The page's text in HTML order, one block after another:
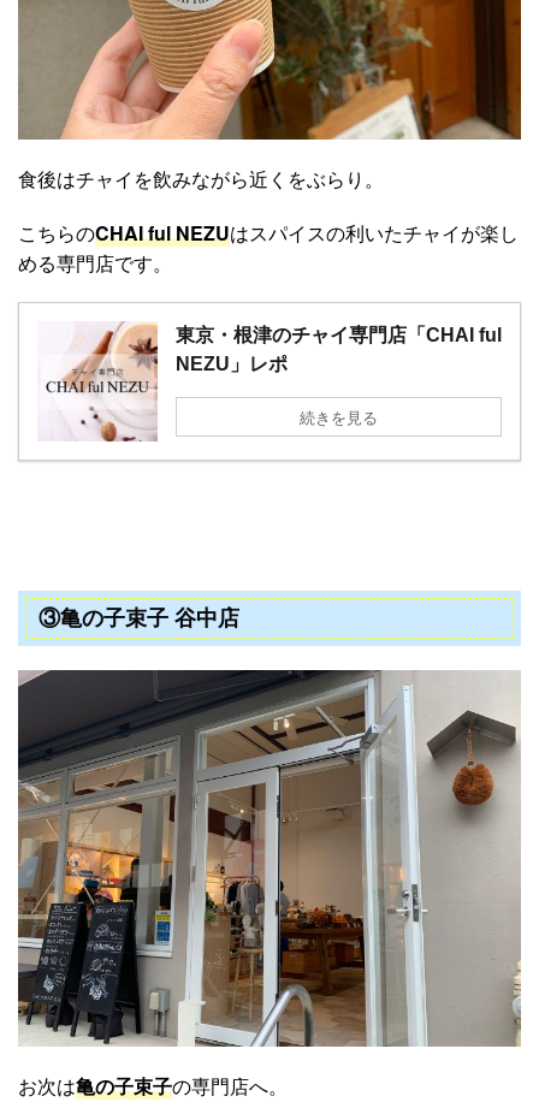
食後はチャイを飲みながら近くをぶらり。
こちらのCHAI ful NEZUはスパイスの利いたチャイが楽し
める専門店です。
東京・根津のチャイ専門店「CHAI ful
NEZU」レポ
続きを見る
③亀の子束子 谷中店
お次は亀の子束子の専門店へ。